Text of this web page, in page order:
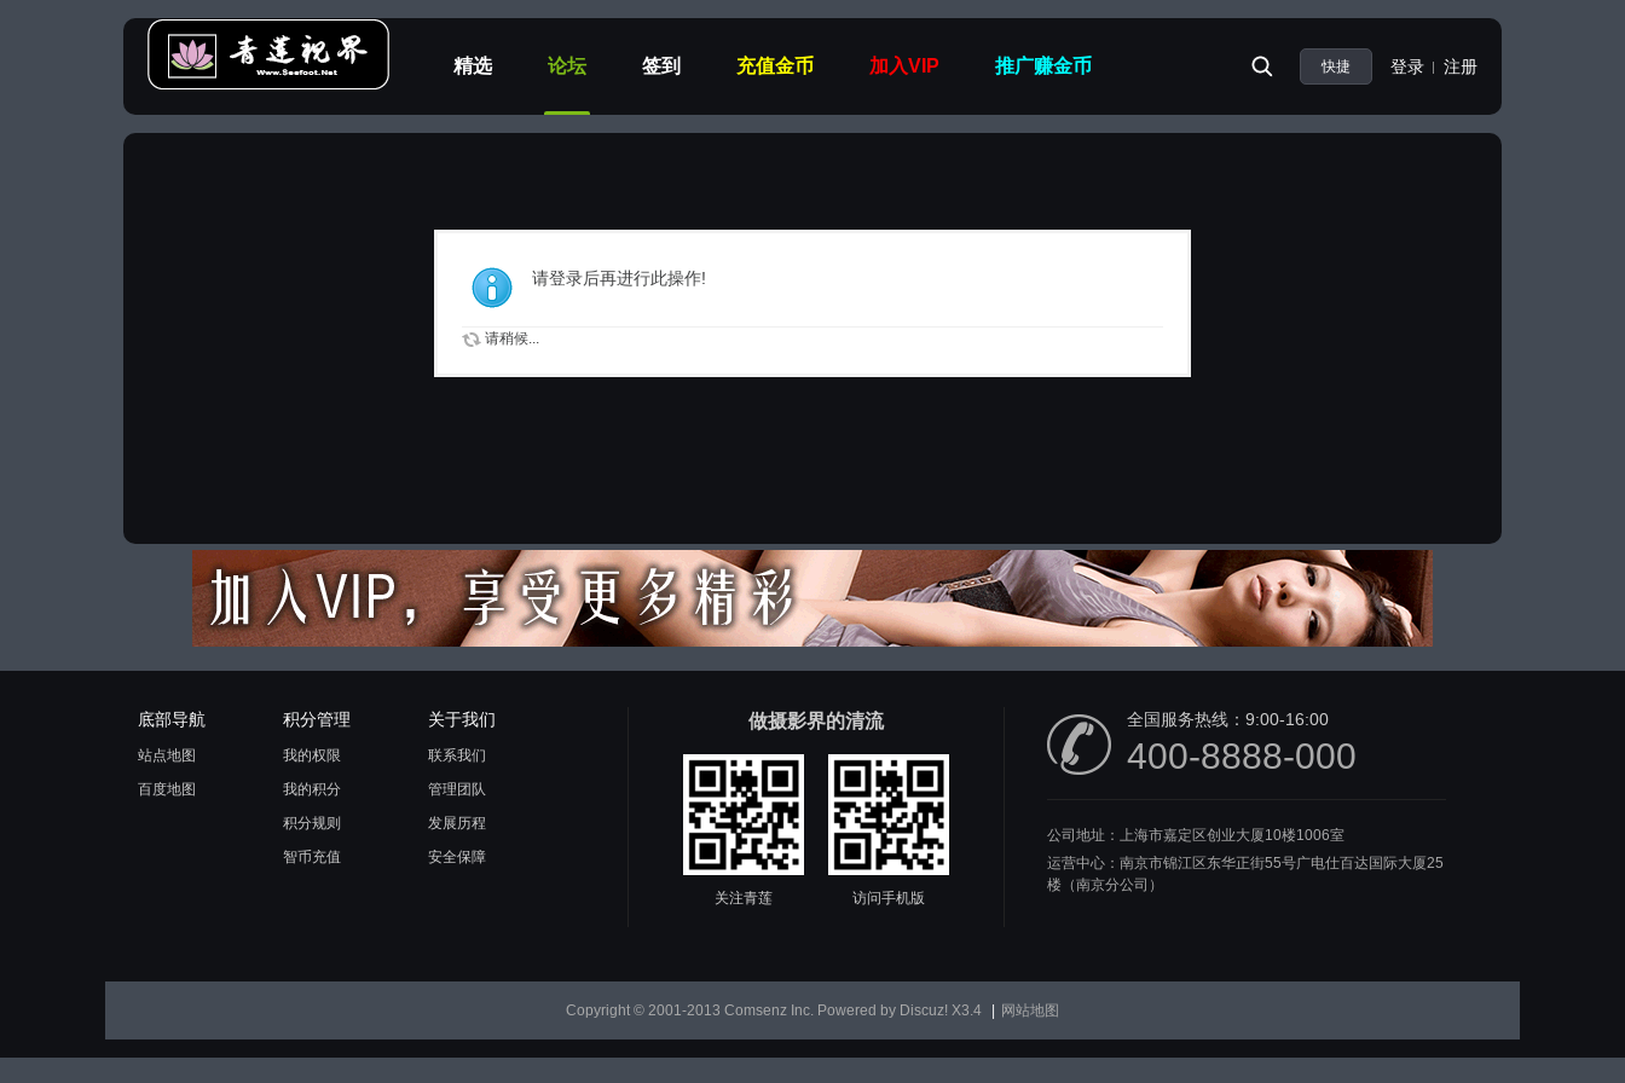
精选 论坛 签到 充值金币 加入VIP 推广赚金币 快捷 登录 注册
请登录后再进行此操作!
请稍候...
底部导航
站点地图
百度地图
积分管理
我的权限
我的积分
积分规则
智币充值
关于我们
联系我们
管理团队
发展历程
安全保障
做摄影界的清流
关注青莲 访问手机版
全国服务热线： 9:00-16:00
400-8888-000
公司地址：上海市嘉定区创业大厦10楼1006室
运营中心：南京市锦江区东华正街55号广电仕百达国际大厦25
楼（南京分公司）
Copyright © 2001-2013 Comsenz Inc. Powered by Discuz! X3.4 网站地图